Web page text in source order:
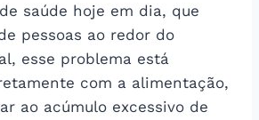
saúde hoje em dia, que
pessoas ao redor do
esse problema está
com a alimentação,
ao acúmulo excessivo de